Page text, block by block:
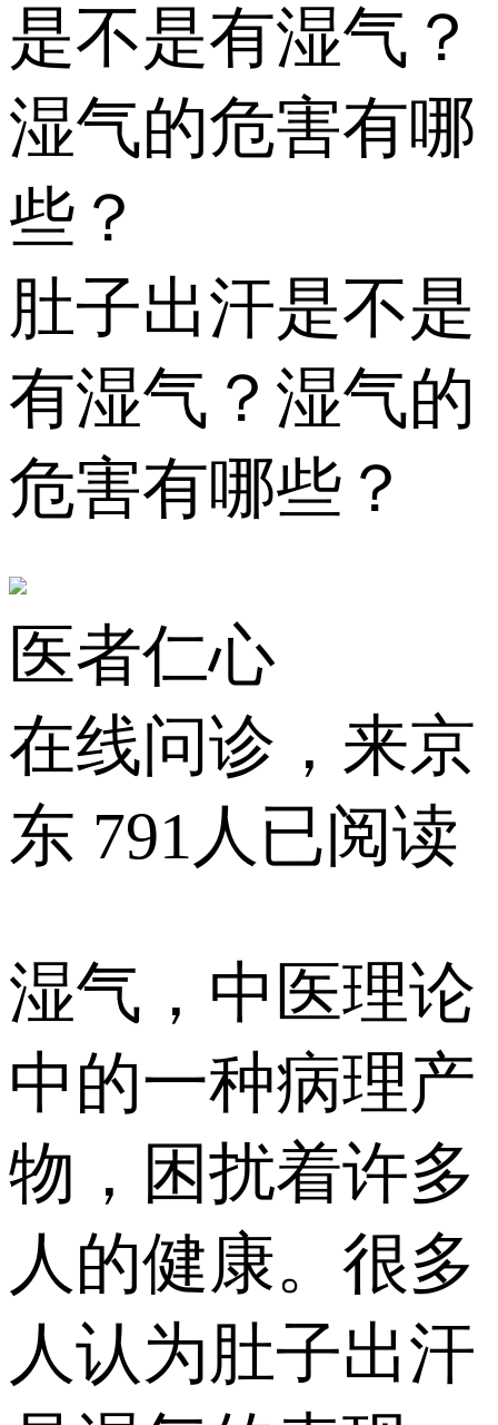
是不是有湿气？
湿气的危害有哪
些？
肚子出汗是不是
有湿气？湿气的
危害有哪些？
医者仁心
在线问诊，来京
东 791人已阅读
湿气，中医理论
中的一种病理产
物，困扰着许多
人的健康。很多
人认为肚子出汗